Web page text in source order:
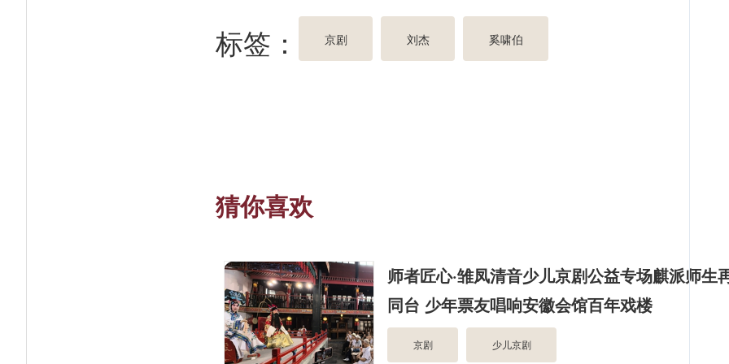
标签： 京剧 刘杰 奚啸伯
猜你喜欢
师者匠心·雏凤清音少儿京剧公益专场麒派师生
同台 少年票友唱响安徽会馆百年戏楼
京剧 少儿京剧